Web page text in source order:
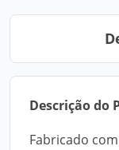
Descrição do
Fabricado